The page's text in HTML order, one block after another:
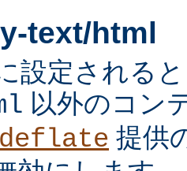
text/html
設定される
以外のコン
提供